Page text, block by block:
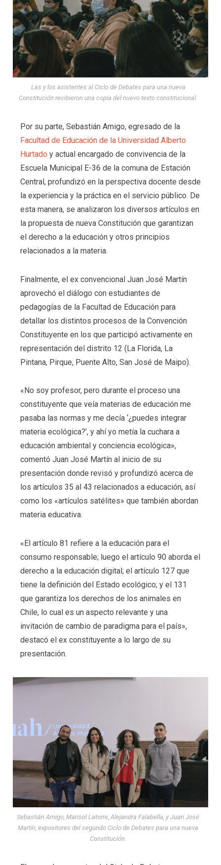
Las y los asistentes al Ciclo de Debates para una nueva
Constitución recibieron una copia del nuevo texto constitucional.
Por su parte, Sebastián Amigo, egresado de la
Facultad de Educación de la Universidad Alberto
Hurtado y actual encargado de convivencia de la
Escuela Municipal E-36 de la comuna de Estación
Central, profundizó en la perspectiva docente desde
la experiencia y la práctica en el servicio público. De
esta manera, se analizaron los diversos artículos en
la propuesta de nueva Constitución que garantizan
el derecho a la educación y otros principios
relacionados a la materia.
Finalmente, el ex convencional Juan José Martín
aprovechó el diálogo con estudiantes de
pedagogías de la Facultad de Educación para
detallar los distintos procesos de la Convención
Constituyente en los que participó activamente en
representación del distrito 12 (La Florida, La
Pintana, Pirque, Puente Alto, San José de Maipo).
«No soy profesor, pero durante el proceso una
constituyente que veía materias de educación me
pasaba las normas y me decía ‘¿puedes integrar
materia ecológica?’, y ahí yo metía la cuchara a
educación ambiental y conciencia ecológica»,
comentó Juan José Martín al inicio de su
presentación donde revisó y profundizó acerca de
los artículos 35 al 43 relacionados a educación, así
como los «artículos satélites» que también abordan
materia educativa.
«El artículo 81 refiere a la educación para el
consumo responsable; luego el artículo 90 aborda el
derecho a la educación digital; el artículo 127 que
tiene la definición del Estado ecológico; y el 131
que garantiza los derechos de los animales en
Chile, lo cual es un aspecto relevante y una
invitación de cambio de paradigma para el país»,
destacó el ex constituyente a lo largo de su
presentación.
Sebastián Amigo, Marisol Latorre, Alejandra Falabella, y Juan José
Martín, expositores del segundo Ciclo de Debates para una nueva
Constitución.